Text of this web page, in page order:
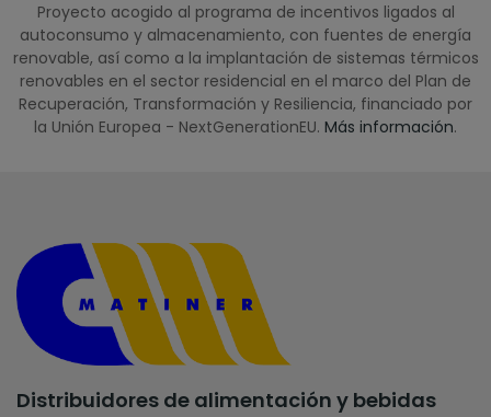
Proyecto acogido al programa de incentivos ligados al
autoconsumo y almacenamiento, con fuentes de energía
renovable, así como a la implantación de sistemas térmicos
renovables en el sector residencial en el marco del Plan de
Recuperación, Transformación y Resiliencia, financiado por
la Unión Europea - NextGenerationEU. Más información.
Distribuidores de alimentación y bebidas